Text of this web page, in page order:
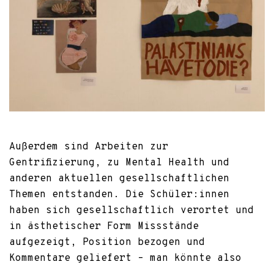
Außerdem sind Arbeiten zur
Gentrifizierung, zu Mental Health und
anderen aktuellen gesellschaftlichen
Themen entstanden. Die Schüler:innen
haben sich gesellschaftlich verortet und
in ästhetischer Form Missstände
aufgezeigt, Position bezogen und
Kommentare geliefert – man könnte also